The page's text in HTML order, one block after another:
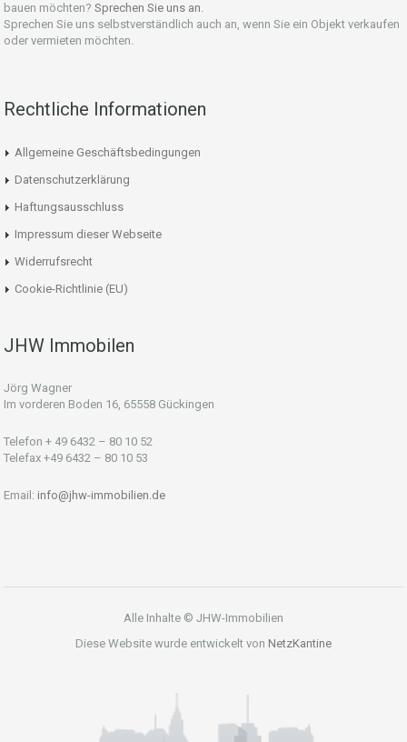
bauen möchten? Sprechen Sie uns an.
Sprechen Sie uns selbstverständlich auch an, wenn Sie ein Objekt verkaufen
oder vermieten möchten.
Rechtliche Informationen
Allgemeine Geschäftsbedingungen
Datenschutzerklärung
Haftungsausschluss
Impressum dieser Webseite
Widerrufsrecht
Cookie-Richtlinie (EU)
JHW Immobilen
Jörg Wagner
Im vorderen Boden 16, 65558 Gückingen
Telefon + 49 6432 – 80 10 52
Telefax +49 6432 – 80 10 53
Email: info@jhw-immobilien.de
Alle Inhalte © JHW-Immobilien
Diese Website wurde entwickelt von NetzKantine